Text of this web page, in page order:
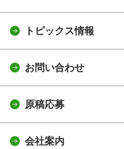
トピックス情報
お問い合わせ
原稿応募
会社案内